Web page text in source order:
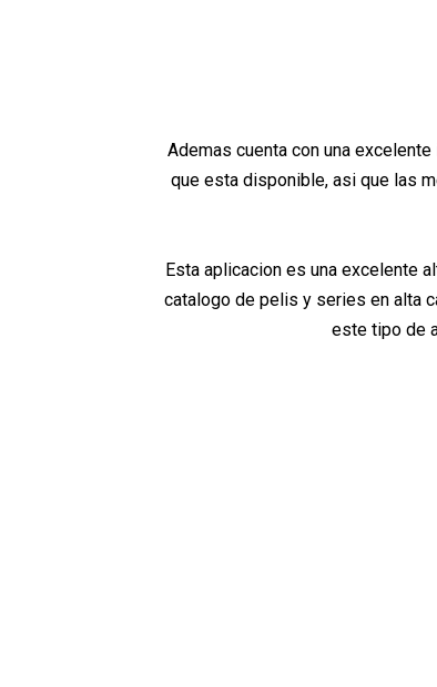
Ademas cuenta con una
que esta disponible, asi que las
Esta aplicacion es una excelente
catalogo de pelis y series en alta
este tipo de